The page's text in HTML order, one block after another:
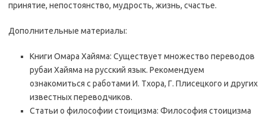
принятие, непостоянство, мудрость, жизнь, счастье.
Дополнительные материалы:
Книги Омара Хайяма: Существует множество переводов
рубаи Хайяма на русский язык. Рекомендуем
ознакомиться с работами И. Тхора, Г. Плисецкого и других
известных переводчиков.
Статьи о философии стоицизма: Философия стоицизма